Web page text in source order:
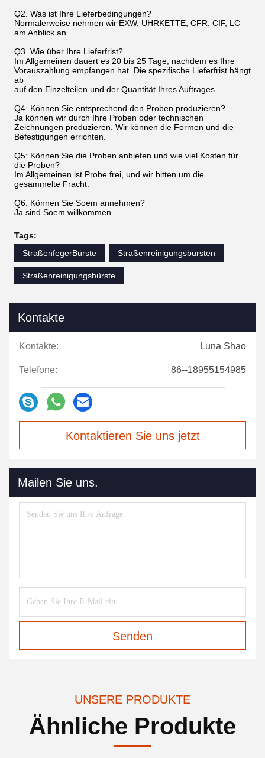
Q2. Was ist Ihre Lieferbedingungen?
Normalerweise nehmen wir EXW, UHRKETTE, CFR, CIF, LC
am Anblick an.
Q3. Wie über Ihre Lieferfrist?
Im Allgemeinen dauert es 20 bis 25 Tage, nachdem es Ihre
Vorauszahlung empfangen hat. Die spezifische Lieferfrist hängt
ab
auf den Einzelteilen und der Quantität Ihres Auftrages.
Q4. Können Sie entsprechend den Proben produzieren?
Ja können wir durch Ihre Proben oder technischen
Zeichnungen produzieren. Wir können die Formen und die
Befestigungen errichten.
Q5: Können Sie die Proben anbieten und wie viel Kosten für
die Proben?
Im Allgemeinen ist Probe frei, und wir bitten um die
gesammelte Fracht.
Q6. Können Sie Soem annehmen?
Ja sind Soem willkommen.
Tags:
StraßenfegerBürste
Straßenreinigungsbürsten
Straßenreinigungsbürste
Kontakte
Kontakte: Luna Shao
Telefone: 86--18955154985
Kontaktieren Sie uns jetzt
Mailen Sie uns.
Senden
UNSERE PRODUKTE
Ähnliche Produkte